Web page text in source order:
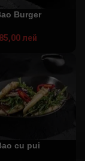
Burger
85,00лей
cu pui